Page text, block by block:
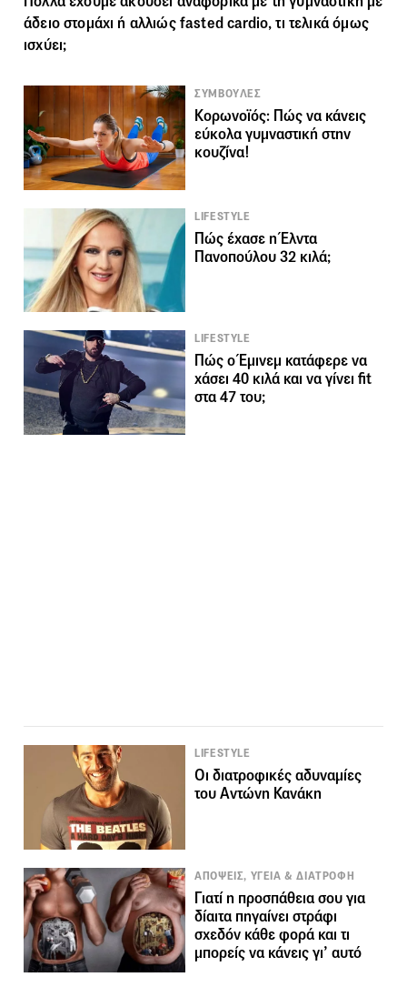
άδειο στομάχι ή αλλιώς fasted cardio, τι τελικά όμως
ισχύει;
ΣΥΜΒΟΥΛΕΣ
Κορωνοϊός: Πώς να κάνεις
εύκολα γυμναστική στην
κουζίνα!
LIFESTYLE
Πώς έχασε η Έλντα
Πανοπούλου 32 κιλά;
LIFESTYLE
Πώς ο Έμινεμ κατάφερε να
χάσει 40 κιλά και να γίνει fit
στα 47 του;
LIFESTYLE
Οι διατροφικές αδυναμίες
του Αντώνη Κανάκη
ΑΠΟΨΕΙΣ, ΥΓΕΙΑ & ΔΙΑΤΡΟΦΗ
Γιατί η προσπάθεια σου για
δίαιτα πηγαίνει στράφι
σχεδόν κάθε φορά και τι
μπορείς να κάνεις γι’ αυτό